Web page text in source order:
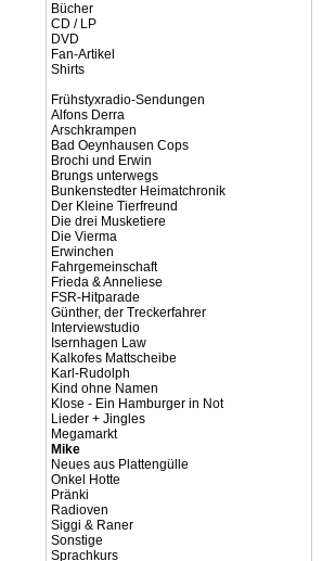
Bücher
CD / LP
DVD
Fan-Artikel
Shirts
Frühstyxradio-Sendungen
Alfons Derra
Arschkrampen
Bad Oeynhausen Cops
Brochi und Erwin
Brungs unterwegs
Bunkenstedter Heimatchronik
Der Kleine Tierfreund
Die drei Musketiere
Die Vierma
Erwinchen
Fahrgemeinschaft
Frieda & Anneliese
FSR-Hitparade
Günther, der Treckerfahrer
Interviewstudio
Isernhagen Law
Kalkofes Mattscheibe
Karl-Rudolph
Kind ohne Namen
Klose - Ein Hamburger in Not
Lieder + Jingles
Megamarkt
Mike
Neues aus Plattengülle
Onkel Hotte
Pränki
Radioven
Siggi & Raner
Sonstige
Sprachkurs